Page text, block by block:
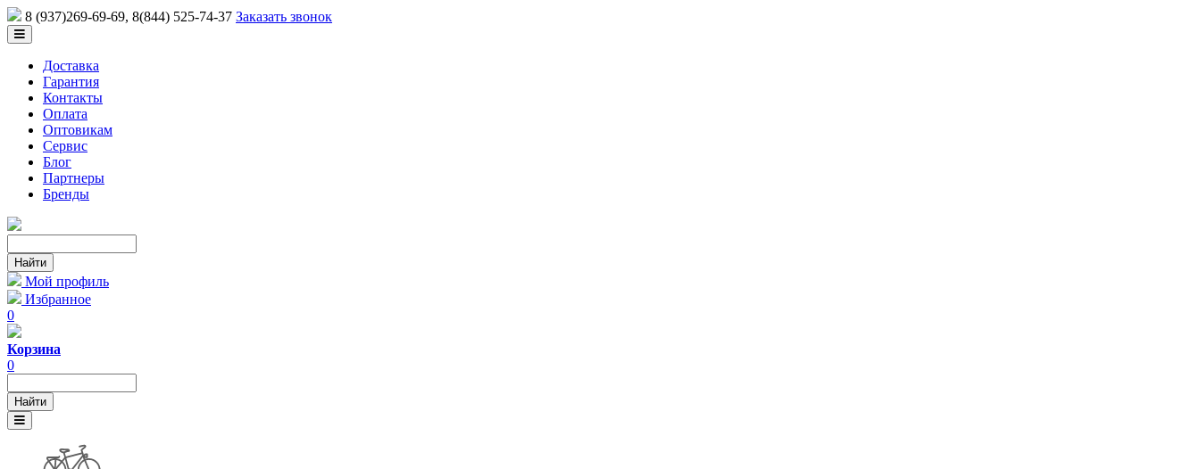
8 (937)269-69-69, 8(844) 525-74-37 Заказать звонок
Доставка
Гарантия
Контакты
Оплата
Оптовикам
Сервис
Блог
Партнеры
Бренды
Мой профиль
Избранное
0
Корзина
0